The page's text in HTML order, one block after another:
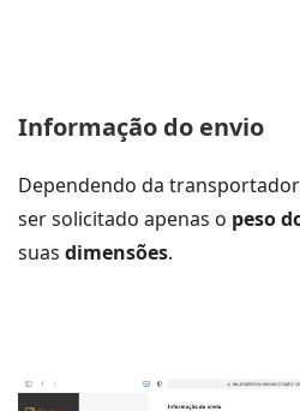
Informação do envio
Dependendo da
ser solicitado apenas o peso
suas dimensões.